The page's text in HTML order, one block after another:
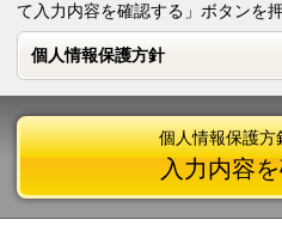
て入力内容を確認する」ボタンを
個人情報保護方針
個人情報保護方針
個人情報保護方
入力内容